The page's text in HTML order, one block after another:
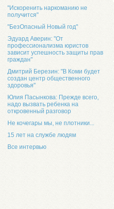
"Искоренить наркоманию не
получится"
"БезОпасный Новый год"
Эдуард Аверин: "От
профессионализма юристов
зависит успешность защиты прав
граждан"
Дмитрий Березин: "В Коми будет
создан центр общественного
здоровья"
Юлия Пасынкова: Прежде всего,
надо вызвать ребенка на
откровенный разговор
Не кочегары мы, не плотники...
15 лет на службе людям
Все интервью